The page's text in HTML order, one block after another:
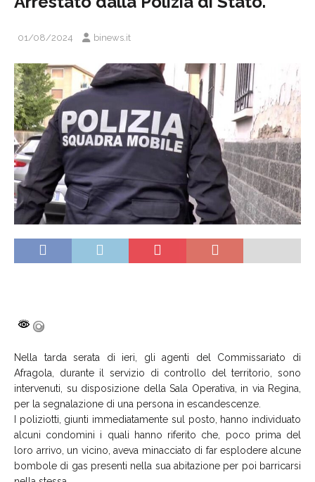
01/08/2024 binews.it
Nella tarda serata di ieri, gli agenti del Commissariato di
Afragola, durante il servizio di controllo del territorio, sono
intervenuti, su disposizione della Sala Operativa, in via Regina,
per la segnalazione di una persona in escandescenze.
I poliziotti, giunti immediatamente sul posto, hanno individuato
alcuni condomini i quali hanno riferito che, poco prima del
loro arrivo, un vicino, aveva minacciato di far esplodere alcune
bombole di gas presenti nella sua abitazione per poi barricarsi